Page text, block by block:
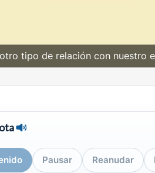
tipo de relación con nuestro
Pausar Reanudar